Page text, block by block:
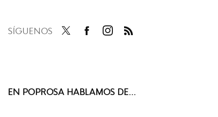
SÍGUENOS
EN POPROSA HABLAMOS DE...